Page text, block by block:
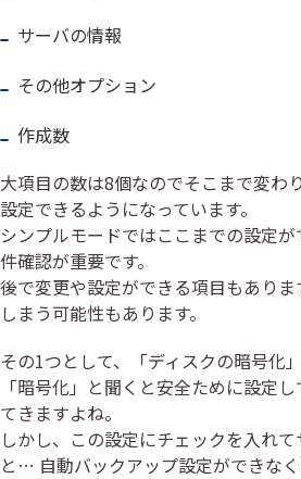
サーバの情報
その他オプション
作成数
大項目の数は8個なのでそこまで変わ
設定できるようになっています。
シンプルモードではここまでの設定
件確認が重要です。
後で変更や設定ができる項目もあり
しまう可能性もあります。
その1つとして、「ディスクの暗号化
「暗号化」と聞くと安全ために設定
てきますよね。
しかし、この設定にチェックを入れ
と… 自動バックアップ設定ができなく